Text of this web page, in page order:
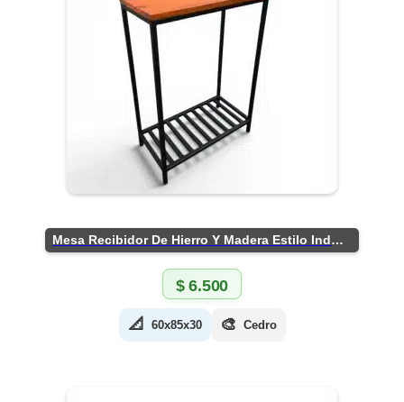
Mesa Recibidor De Hierro Y Madera Estilo Industrial
$6.500
📐 60x85x30 🎨 Cedro